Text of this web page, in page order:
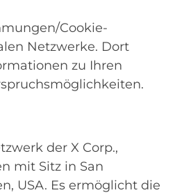
Cookie-
Netzwerke. Dort
zu Ihren
der X Corp.,
mit Sitz in San
USA. Es ermöglicht die